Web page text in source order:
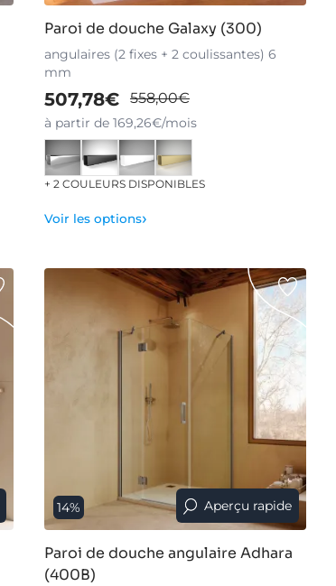
Paroi de douche Galaxy (300)
angulaires (2 fixes + 2 coulissantes) 6
mm
507,78€ 558,00€
à partir de 169,26€/mois
+ 2 COULEURS DISPONIBLES
Voir les options›
14% Aperçu rapide
Paroi de douche angulaire Adhara
(400B)